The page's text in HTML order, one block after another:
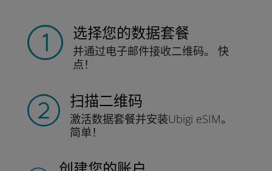
选择您的数据套餐
并通过电子邮件接收二维码。
快
点！
扫描二维码
激活数据套餐并安装Ubigi eSIM。
简单！